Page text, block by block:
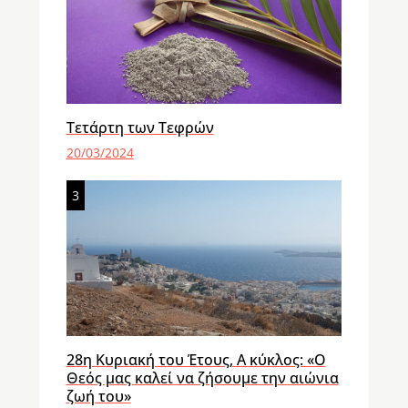
Τετάρτη των Τεφρών
20/03/2024
3
28η Κυριακή του Έτους, Α κύκλος: «Ο
Θεός μας καλεί να ζήσουμε την αιώνια
ζωή του»